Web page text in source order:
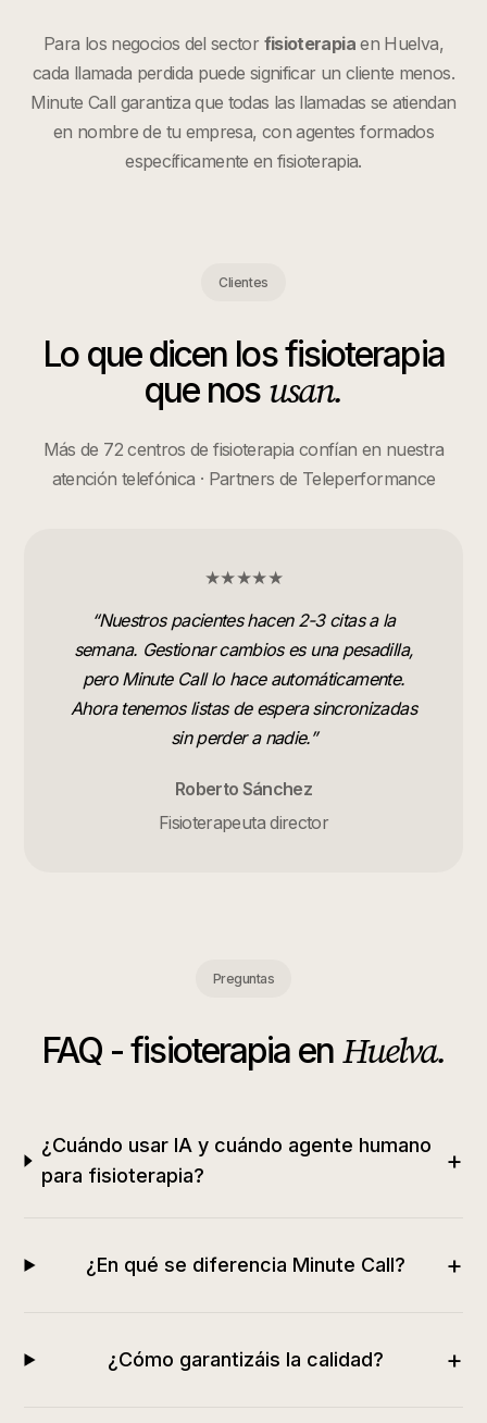
Para los negocios del sector fisioterapiaen Huelva,
cada llamada perdida puede significar un cliente menos.
Minute Call garantiza que todas las llamadas se atiendan
en nombre de tu empresa, con agentes formados
específicamente enfisioterapia.
Clientes
Lo que dicen losfisioterapia
que nos usan.
Más de 72 centros de fisioterapia confían en nuestra
atención telefónica · Partners de Teleperformance
★★★★★
“Nuestros pacientes hacen 2-3 citas a la
semana. Gestionar cambios es una pesadilla,
pero Minute Call lo hace automáticamente.
Ahora tenemos listas de espera sincronizadas
sin perder a nadie.”
Roberto Sánchez
Fisioterapeuta director
Preguntas
FAQ -fisioterapia en Huelva.
¿Cuándo usar IA y cuándo agente humano
para fisioterapia?
+
¿En qué se diferencia Minute Call? +
¿Cómo garantizáis la calidad? +